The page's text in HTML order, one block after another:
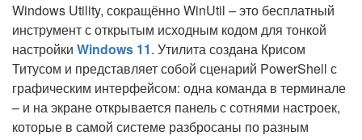
Windows Utility, сокращённо WinUtil – это бесплатный
инструмент с открытым исходным кодом для тонкой
настройки Windows 11. Утилита создана Крисом
Титусом и представляет собой сценарий PowerShell с
графическим интерфейсом: одна команда в терминале
– и на экране открывается панель с сотнями настроек,
которые в самой системе разбросаны по разным